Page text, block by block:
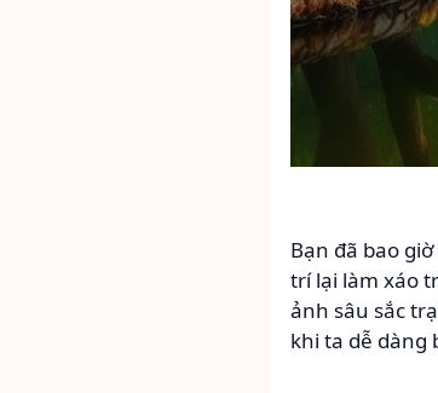
Bạn đã bao
trí lại làm xáo
ảnh sâu sắc
khi ta dễ dàng